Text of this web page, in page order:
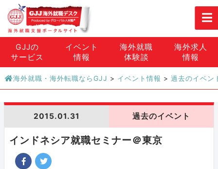
GJJの
サービス
イベント
情報
海外就職
体験談
海外求人
情報
海外就職・海外転職ならGJJ > イベント情報 > 過去のイベン
2015.01.31 過去のイベント
インドネシア就職セミナー＠東京